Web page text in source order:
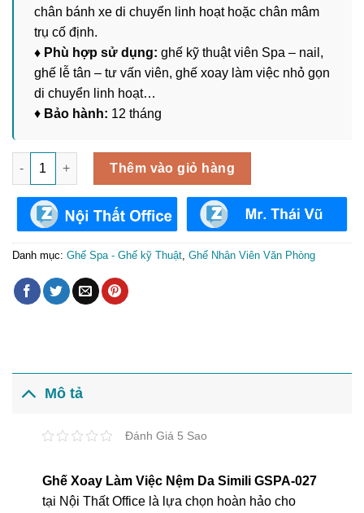
chân bánh xe di chuyển linh hoạt hoặc chân mâm
trụ cố định.
♦ Phù hợp sử dụng: ghế kỹ thuật viên Spa – nail,
ghế lễ tân – tư vấn viên, ghế xoay làm việc nhỏ gọn
di chuyển linh hoạt…
♦ Bảo hành: 12 tháng
Ghế Xoay Làm Việc Nệm Da Simili GSPA-027 số lượng
Thêm vào giỏ hàng
Danh mục: Ghế Spa - Ghế kỹ Thuật Ghế Nhân Viên Văn Phòng
Mô tả
Đánh Giá 5 Sao
Ghế Xoay Làm Việc Nệm Da Simili GSPA-027
tại Nội Thất Office là lựa chọn hoàn hảo cho